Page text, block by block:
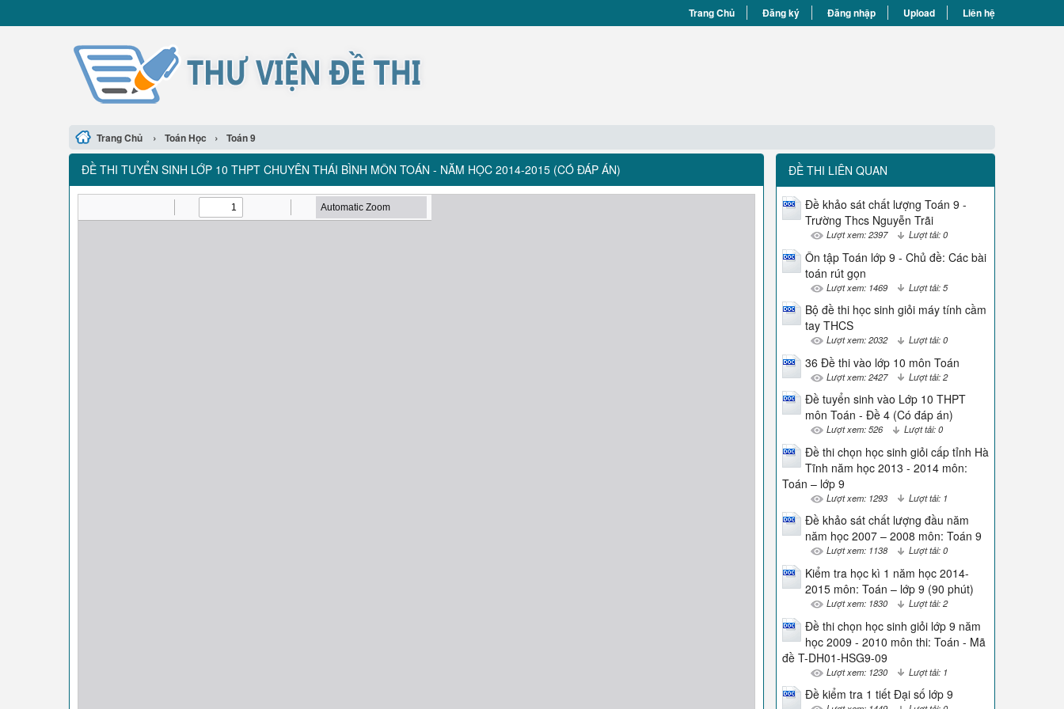
Trang Chủ Đăng ký Đăng nhập Upload Liên hệ
Trang Chủ › Toán Học › Toán 9
ĐỀ THI TUYỂN SINH LỚP 10 THPT CHUYÊN THÁI BÌNH MÔN TOÁN - NĂM HỌC 2014-2015 (CÓ ĐÁP ÁN) ĐỀ THI LIÊN QUAN
Đề khảo sát chất lượng Toán 9 -
Trường Thcs Nguyễn Trãi
Lượt xem: 2397 Lượt tải: 0
Ôn tập Toán lớp 9 - Chủ đề: Các bài
toán rút gọn
Lượt xem: 1469 Lượt tải: 5
Bộ đề thi học sinh giỏi máy tính cầm
tay THCS
Lượt xem: 2032 Lượt tải: 0
36 Đề thi vào lớp 10 môn Toán
Lượt xem: 2427 Lượt tải: 2
Đề tuyển sinh vào Lớp 10 THPT
môn Toán - Đề 4 (Có đáp án)
Lượt xem: 526 Lượt tải: 0
Đề thi chọn học sinh giỏi cấp tỉnh Hà
Tĩnh năm học 2013 - 2014 môn:
Toán – lớp 9
Lượt xem: 1293 Lượt tải: 1
Đề khảo sát chất lượng đầu năm
năm học 2007 – 2008 môn: Toán 9
Lượt xem: 1138 Lượt tải: 0
Kiểm tra học kì 1 năm học 2014-
2015 môn: Toán – lớp 9 (90 phút)
Lượt xem: 1830 Lượt tải: 2
Đề thi chọn học sinh giỏi lớp 9 năm
học 2009 - 2010 môn thi: Toán - Mã
đề T-DH01-HSG9-09
Lượt xem: 1230 Lượt tải: 1
Đề kiểm tra 1 tiết Đại số lớp 9